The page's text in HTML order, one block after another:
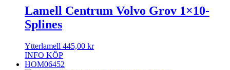
Lamell Centrum Volvo Grov 1×10-
Splines
Ytterlamell 445,00 kr
INFO KÖP
HOM06452